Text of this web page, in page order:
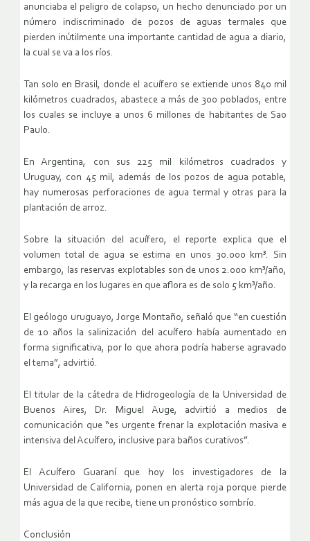
anunciaba el peligro de colapso, un hecho denunciado por un
número indiscriminado de pozos de aguas termales que
pierden inútilmente una importante cantidad de agua a diario,
la cual se va a los ríos.
Tan solo en Brasil, donde el acuífero se extiende unos 840 mil
kilómetros cuadrados, abastece a más de 300 poblados, entre
los cuales se incluye a unos 6 millones de habitantes de Sao
Paulo.
En Argentina, con sus 225 mil kilómetros cuadrados y
Uruguay, con 45 mil, además de los pozos de agua potable,
hay numerosas perforaciones de agua termal y otras para la
plantación de arroz.
Sobre la situación del acuífero, el reporte explica que el
volumen total de agua se estima en unos 30.000 km³. Sin
embargo, las reservas explotables son de unos 2.000 km³/año,
y la recarga en los lugares en que aflora es de solo 5 km³/año.
El geólogo uruguayo, Jorge Montaño, señaló que “en cuestión
de 10 años la salinización del acuífero había aumentado en
forma significativa, por lo que ahora podría haberse agravado
el tema”, advirtió.
El titular de la cátedra de Hidrogeología de la Universidad de
Buenos Aires, Dr. Miguel Auge, advirtió a medios de
comunicación que “es urgente frenar la explotación masiva e
intensiva del Acuífero, inclusive para baños curativos”.
El Acuífero Guaraní que hoy los investigadores de la
Universidad de California, ponen en alerta roja porque pierde
más agua de la que recibe, tiene un pronóstico sombrío.
Conclusión